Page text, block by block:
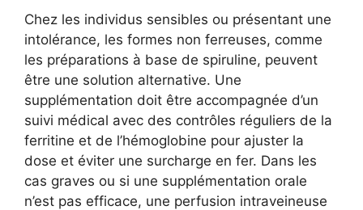
Chez les individus sensibles ou présentant une
intolérance, les formes non ferreuses, comme
les préparations à base de spiruline, peuvent
être une solution alternative. Une
supplémentation doit être accompagnée d’un
suivi médical avec des contrôles réguliers de la
ferritine et de l’hémoglobine pour ajuster la
dose et éviter une surcharge en fer. Dans les
cas graves ou si une supplémentation orale
n’est pas efficace, une perfusion intraveineuse